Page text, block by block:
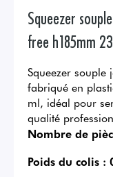
Squeezer
free h185mm
Squeezer souple
fabriqué en
ml, idéal pour
qualité
Nombre de
Poids du colis :